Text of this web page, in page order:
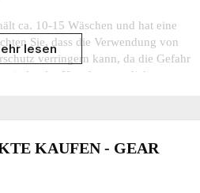
ca. 10-15 Wäschen und hat eine
Sie, dass die Verwendung von
verringern kann, da die Gefahr
der das Hemd wasserdicht
2020
lesen
KAUFEN - GEAR